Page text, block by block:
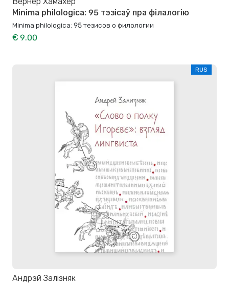
Minima philologica: 95 тэзісаў пра філалогію
Minima philologica: 95 тезисов о филологии
€ 9.00
RUS
Андрэй Залізняк